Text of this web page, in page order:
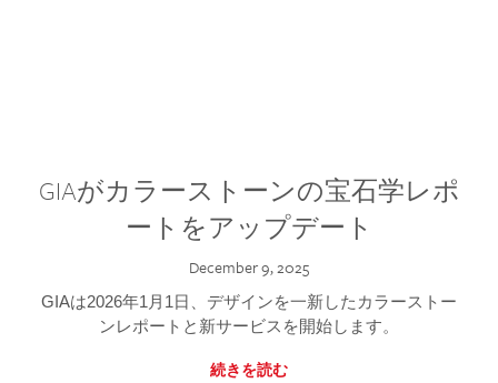
GIAがカラーストーンの宝石学レポ
ートをアップデート
December 9, 2025
GIAは2026年1月1日、デザインを一新したカラーストー
ンレポートと新サービスを開始します。
続きを読む